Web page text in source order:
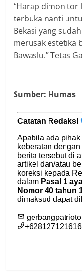
“Harap dimonitor
terbuka nanti
Bekasi yang
merusak estetika
Bawaslu.” Tetas
Sumber: Humas